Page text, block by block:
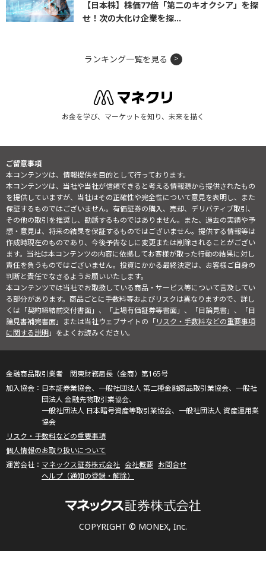
【日本株】株価77倍「第二のキオクシア」を探
せ！次の大化け企業を探...
ランキング一覧を見る
お金を学び、マーケットを知り、未来を描く
ご留意事項
本コンテンツは、情報提供を目的として行っております。
本コンテンツは、当社や当社が信頼できると考える情報源から提供されたもの
を提供していますが、当社はその正確性や完全性について意見を表明し、また
保証するものではございません。有価証券の購入、売却、デリバティブ取引、
その他の取引を推奨し、勧誘するものではありません。また、過去の実績や予
想・意見は、将来の結果を保証するものではございません。提供する情報等は
作成時現在のものであり、今後予告なしに変更または削除されることがござい
ます。当社は本コンテンツの内容に依拠してお客様が取った行動の結果に対し
責任を負うものではございません。投資にかかる最終決定は、お客様ご自身の
判断と責任でなさるようお願いいたします。
本コンテンツでは当社でお取扱している商品・サービス等について言及してい
る部分があります。商品ごとに手数料等およびリスクは異なりますので、詳し
くは「契約締結前交付書面」、「上場有価証券等書面」、「目論見書」、「目
論見書補完書面」または当社ウェブサイトの「リスク・手数料などの重要事項
に関する説明」をよくお読みください。
COPYRIGHT © MONEX, Inc.
金融商品取引業者 関東財務局長（金商）第165号
日本証券業協会、一般社団法人 第二種金融商品取引業協会、一般社
団法人 金融先物取引業協会、
一般社団法人 日本暗号資産等取引業協会、一般社団法人 資産運用業
協会
リスク・手数料などの重要事項
個人情報のお取り扱いについて
マネックス証券株式会社 会社概要 お問合せ
ヘルプ（通知の登録・解除）